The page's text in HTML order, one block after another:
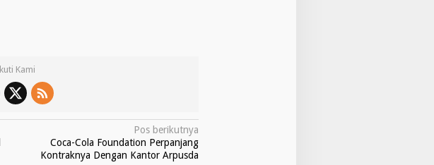
Kami
Pos berikutnya
Coca-Cola Foundation Perpanjang
Kontraknya Dengan Kantor Arpusda